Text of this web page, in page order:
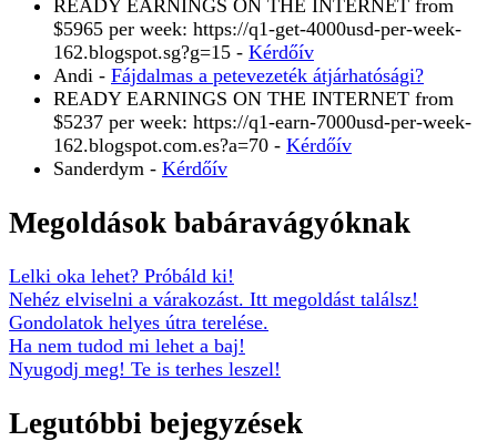
READY EARNINGS ON THE INTERNET from
$5965 per week: https://q1-get-4000usd-per-week-
162.blogspot.sg?g=15 - Kérdőív
Andi - Fájdalmas a petevezeték átjárhatósági?
READY EARNINGS ON THE INTERNET from
$5237 per week: https://q1-earn-7000usd-per-week-
162.blogspot.com.es?a=70 - Kérdőív
Sanderdym - Kérdőív
Megoldások babáravágyóknak
Lelki oka lehet? Próbáld ki!
Nehéz elviselni a várakozást. Itt megoldást találsz!
Gondolatok helyes útra terelése.
Ha nem tudod mi lehet a baj!
Nyugodj meg! Te is terhes leszel!
Legutóbbi bejegyzések